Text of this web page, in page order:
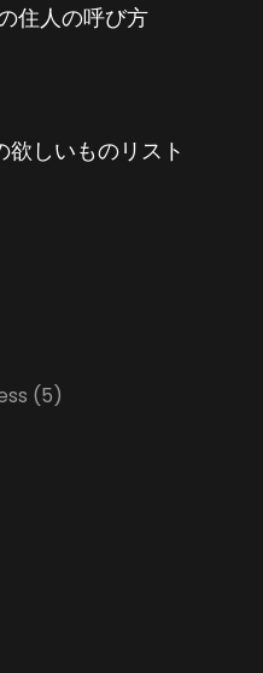
住人の呼び方
欲しいものリスト
(5)